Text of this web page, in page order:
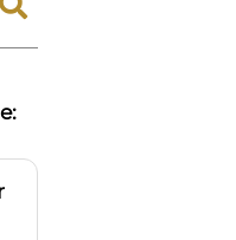
Expand
search